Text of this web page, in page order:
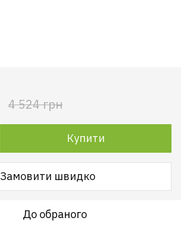
4 524 грн
Купити
Замовити швидко
До обраного